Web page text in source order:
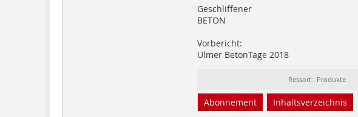
Geschliffener
BETON
Vorbericht:
Ulmer BetonTage 2018
Ressort: Produkte
Abonnement Inhaltsverzeichnis